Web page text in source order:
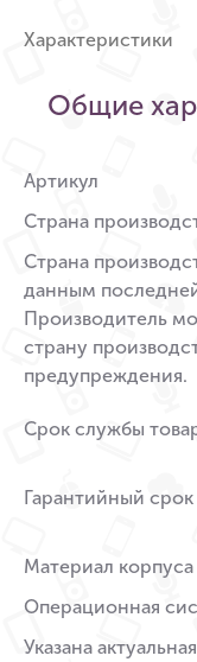
Характеристики
Общие
Артикул
Страна
Страна
данным
Производитель
страну
предупреждения.
Срок службы
Гарантийный срок
Материал корпуса
Операционная
Указана